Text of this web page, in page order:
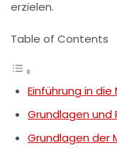
erzielen.
Table of Contents
Einführung in
Grundlagen und
Grundlagen der